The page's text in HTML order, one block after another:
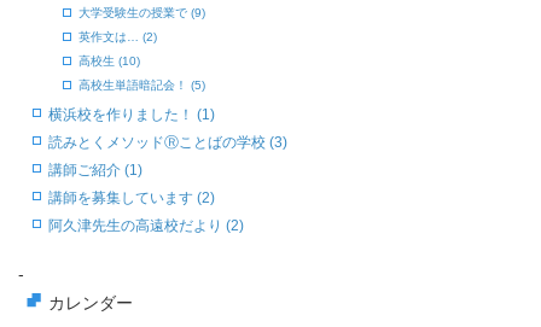
大学受験生の授業で (9)
英作文は… (2)
高校生 (10)
高校生単語暗記会！ (5)
横浜校を作りました！ (1)
読みとくメソッドⓇことばの学校 (3)
講師ご紹介 (1)
講師を募集しています (2)
阿久津先生の高遠校だより (2)
-
カレンダー